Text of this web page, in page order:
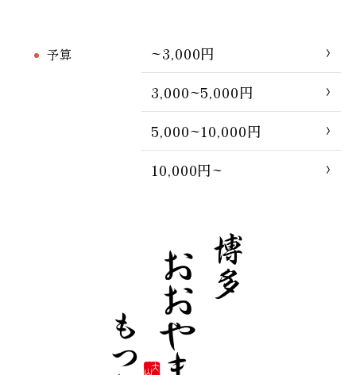
予算
~3,000円
3,000~5,000円
5,000~10,000円
10,000円~